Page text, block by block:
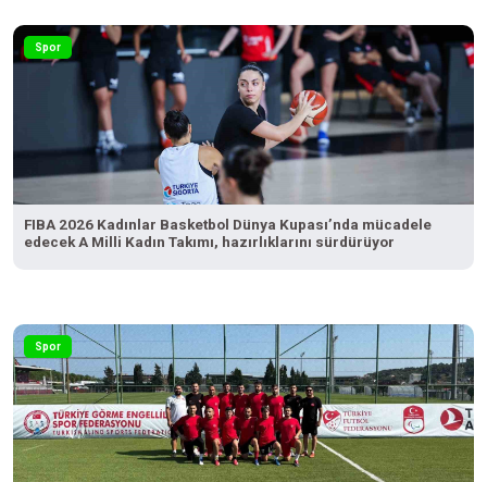
Spor
FIBA 2026 Kadınlar Basketbol Dünya Kupası’nda mücadele
edecek A Milli Kadın Takımı, hazırlıklarını sürdürüyor
Spor